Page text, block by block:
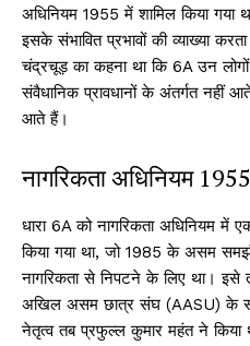
अधिनियम 1955 में शामिल किया
इसके संभावित प्रभावों की व्याख्या
चंद्रचूड़ का कहना था कि 6A उन लोगों
संवैधानिक प्रावधानों के अंतर्गत नहीं
आते हैं।
नागरिकता अधिनियम
धारा 6A को नागरिकता अधिनियम में
किया गया था, जो 1985 के असम
नागरिकता से निपटने के लिए था। इसे
अखिल असम छात्र संघ (AASU) के
नेतृत्व तब प्रफुल्ल कुमार महंत ने किया